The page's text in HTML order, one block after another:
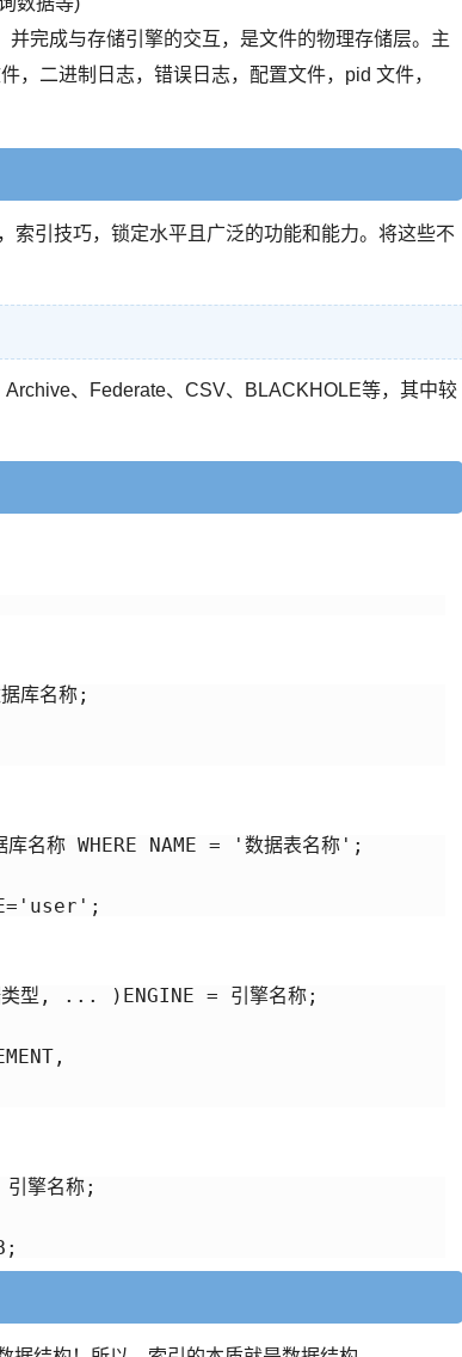
完成与存储引擎的交互，是文件的物理存储层。主
，二进制日志，错误日志，配置文件，pid 文件，
索引技巧，锁定水平且广泛的功能和能力。将这些不
、Federate、CSV、BLACKHOLE等，其中较
库名称;
库名称 WHERE NAME = '数据表名称';
类型, ... )ENGINE = 引擎名称;
擎名称;